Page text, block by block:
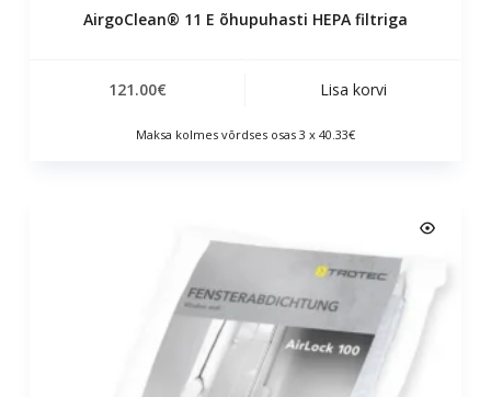
AirgoClean® 11 E õhupuhasti HEPA filtriga
121.00€ Lisa korvi
Maksa kolmes võrdses osas 3 x 40.33€